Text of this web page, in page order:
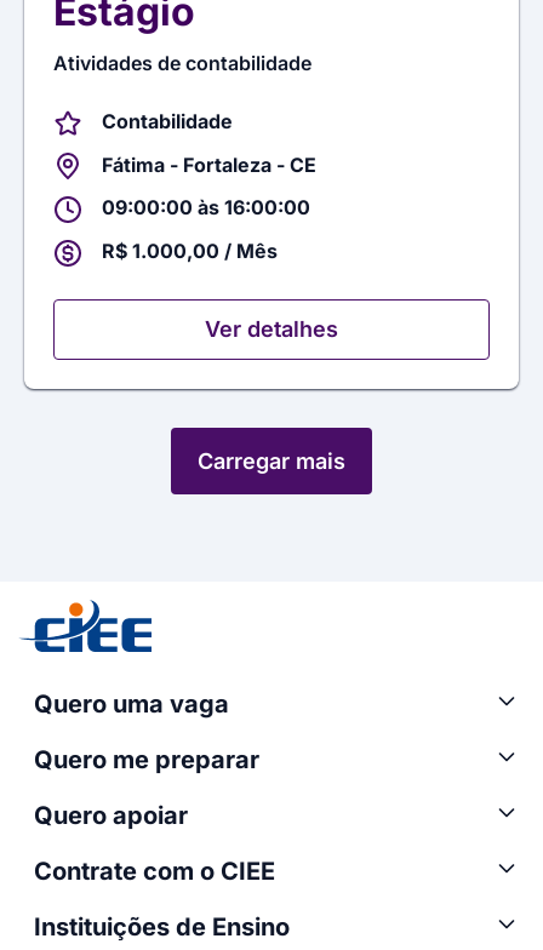
Estágio
Atividades de contabilidade
Contabilidade
Fátima - Fortaleza - CE
09:00:00 às 16:00:00
R$ 1.000,00 / Mês
Ver detalhes
Carregar mais
Quero uma vaga
Quero me preparar
Quero apoiar
Contrate com o CIEE
Instituições de Ensino